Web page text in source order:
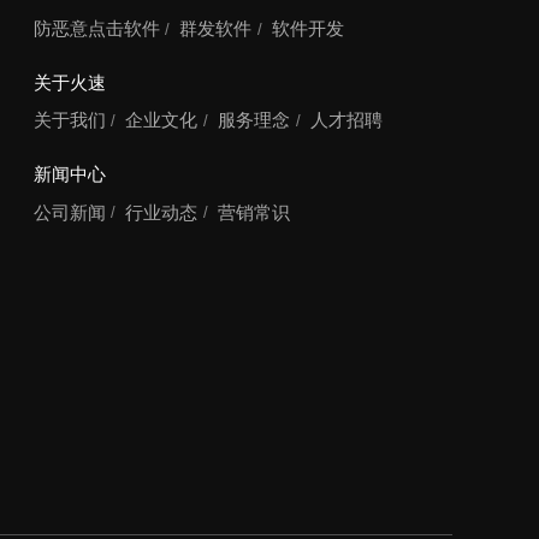
防恶意点击软件
群发软件 软件开发
关于火速
关于我们
企业文化 服务理念 人才招聘
新闻中心
公司新闻
行业动态 营销常识